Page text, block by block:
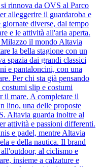
rinnova da OVS al Parco
alleggerire il guardaroba e
diverse, dal tempo
e le attività all'aria aperta.
il mondo Altavia
la bella stagione con un
spazia dai grandi classici
e pantaloncini, con una
Per chi sta già pensando
slip e costumi
il mare. A completare il
lino, una delle proposte
Altavia guarda inoltre al
attività e passioni differenti.
e padel, mentre Altavia
e della nautica. Il brand
al ciclismo e
insieme a calzature e